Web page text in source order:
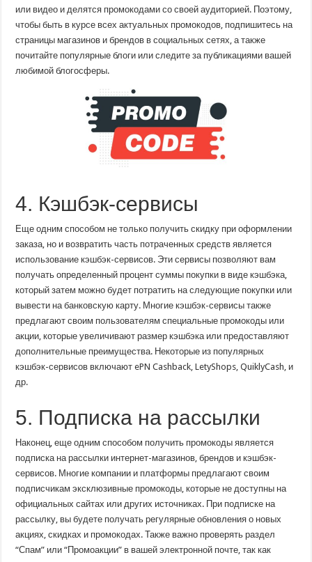
или видео и делятся промокодами со своей аудиторией. Поэтому,
чтобы быть в курсе всех актуальных промокодов, подпишитесь на
страницы магазинов и брендов в социальных сетях, а также
почитайте популярные блоги или следите за публикациями вашей
любимой блогосферы.
4. Кэшбэк-сервисы
Еще одним способом не только получить скидку при оформлении
заказа, но и возвратить часть потраченных средств является
использование кэшбэк-сервисов. Эти сервисы позволяют вам
получать определенный процент суммы покупки в виде кэшбэка,
который затем можно будет потратить на следующие покупки или
вывести на банковскую карту. Многие кэшбэк-сервисы также
предлагают своим пользователям специальные промокоды или
акции, которые увеличивают размер кэшбэка или предоставляют
дополнительные преимущества. Некоторые из популярных
кэшбэк-сервисов включают ePN Cashback, LetyShops, QuiklyCash, и
др.
5. Подписка на рассылки
Наконец, еще одним способом получить промокоды является
подписка на рассылки интернет-магазинов, брендов и кэшбэк-
сервисов. Многие компании и платформы предлагают своим
подписчикам эксклюзивные промокоды, которые не доступны на
официальных сайтах или других источниках. При подписке на
рассылку, вы будете получать регулярные обновления о новых
акциях, скидках и промокодах. Также важно проверять раздел
“Спам” или “Промоакции” в вашей электронной почте, так как